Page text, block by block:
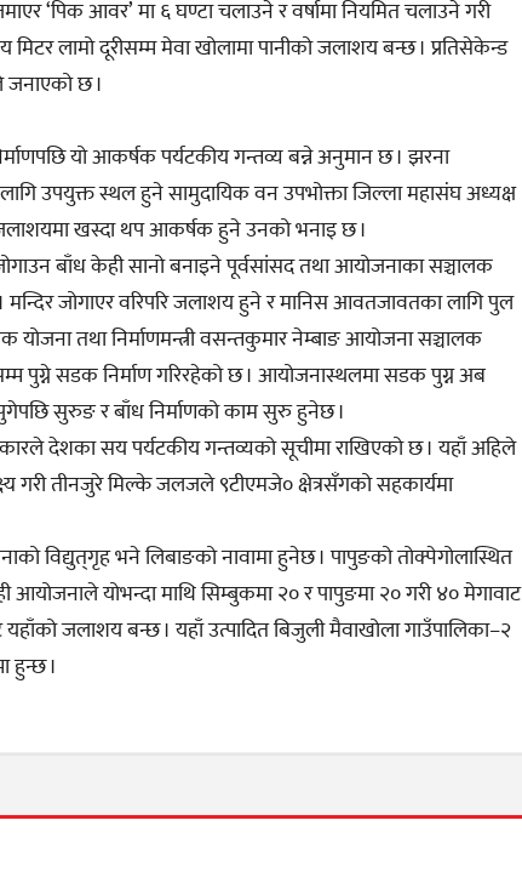
‘पिक आवर’ मा ६ घण्टा चलाउने र वर्षामा नियमित चलाउने गरी
लामो दूरीसम्म मेवा खोलामा पानीको जलाशय बन्छ । प्रतिसेकेन्ड
जनाएको छ ।
यो आकर्षक पर्यटकीय गन्तव्य बन्ने अनुमान छ । झरना
उपयुक्त स्थल हुने सामुदायिक वन उपभोक्ता जिल्ला महासंघ अध्यक्ष
खस्दा थप आकर्षक हुने उनको भनाइ छ ।
बाँध केही सानो बनाइने पूर्वसांसद तथा आयोजनाका सञ्चालक
जोगाएर वरिपरि जलाशय हुने र मानिस आवतजावतका लागि पुल
योजना तथा निर्माणमन्त्री वसन्तकुमार नेम्बाङ आयोजना सञ्चालक
पुग्ने सडक निर्माण गरिरहेको छ । आयोजनास्थलमा सडक पुग्न अब
सुरुङ र बाँध निर्माणको काम सुरु हुनेछ ।
देशका सय पर्यटकीय गन्तव्यको सूचीमा राखिएको छ । यहाँ अहिले
गरी तीनजुरे मिल्के जलजले ९टीएमजे० क्षेत्रसँगको सहकार्यमा
विद्युत्‌गृह भने लिबाङको नावामा हुनेछ । पापुङको तोक्पेगोलास्थित
योभन्दा माथि सिम्बुकमा २० र पापुङमा २० गरी ४० मेगावाट
यहाँको जलाशय बन्छ । यहाँ उत्पादित बिजुली मैवाखोला गाउँपालिका–२
हुन्छ ।